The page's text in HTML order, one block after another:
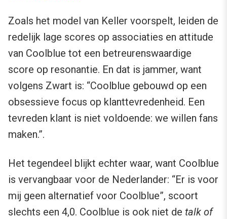
Zoals het model van Keller voorspelt, leiden de
redelijk lage scores op associaties en attitude
van Coolblue tot een betreurenswaardige
score op resonantie. En dat is jammer, want
volgens Zwart is: “Coolblue gebouwd op een
obsessieve focus op klanttevredenheid. Een
tevreden klant is niet voldoende: we willen fans
maken.”.
Het tegendeel blijkt echter waar, want Coolblue
is vervangbaar voor de Nederlander: “Er is voor
mij geen alternatief voor Coolblue”, scoort
slechts een 4,0. Coolblue is ook niet de talk of